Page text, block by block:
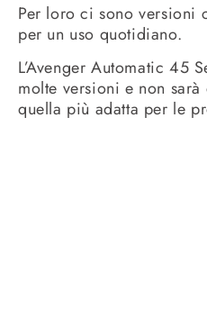
Per loro ci sono
per un uso quotidiano.
L’Avenger Automatic 45
molte versioni e non
quella più adatta per le